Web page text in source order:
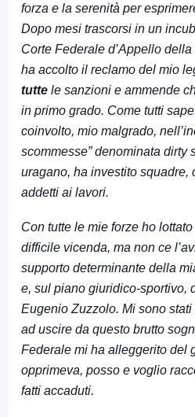
forza e la serenità per
Dopo mesi trascorsi in un
Corte Federale d’Appello
ha accolto il reclamo del mio
tutte le sanzioni e ammende
in primo grado. Come tutti
coinvolto, mio malgrado,
scommesse” denominata dirty
uragano, ha investito squadre,
addetti ai lavori.
Con tutte le mie forze ho
difficile vicenda, ma non ce
supporto determinante della
e, sul piano giuridico-sportivo,
Eugenio Zuzzolo. Mi sono
ad uscire da questo brutto
Federale mi ha alleggerito del
opprimeva, posso e voglio
fatti accaduti.